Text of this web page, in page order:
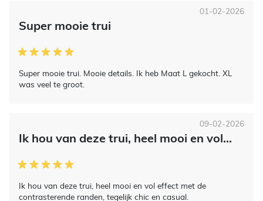
Super mooie trui
Super mooie trui. Mooie details. Ik heb Maat L gekocht. XL
was veel te groot.
01-02-2026
Ik hou van deze trui, heel mooi en vol...
Ik hou van deze trui, heel mooi en vol effect met de
contrasterende randen, tegelijk chic en casual.
09-02-2026